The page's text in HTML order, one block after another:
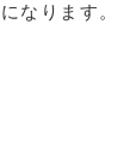
なります。